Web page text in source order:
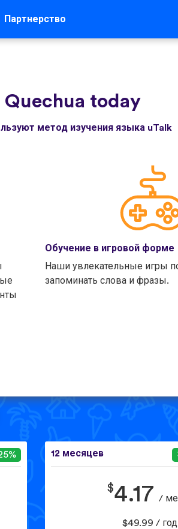
Партнерство
today
метод изучения языка uTalk
Обучение в игровой форме
Наши увлекательные игры
запоминать слова и фразы.
12 месяцев
$4.17 /
$49.99 / год